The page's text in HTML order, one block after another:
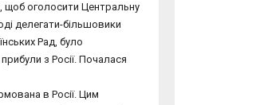
щоб оголосити Центральну
делегати-більшовики
Рад, було
з Росії. Почалася
в Росії. Цим